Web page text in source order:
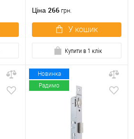
Ціна 266 грн.
У кошик
Купити в 1 клік
Новинка
Радимо